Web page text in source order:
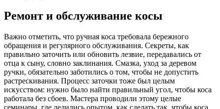
Ремонт и обслуживание косы
Важно отметить, что ручная коса требовала бережного
обращения и регулярного обслуживания. Секреты, как
правильно заточить или обновить лезвие, передавались от
отца к сыну, словно заклинания. Смазка, уход за деревом
ручки, обязательно заботились о том, чтобы не допустить
растрескивания. Процесс заточки тоже был целым
искусством: нужно было найти правильный угол, чтобы коса
работала без сбоев. Мастера проводили этому целые
семинары, где делились опытом, как сделать так, чтобы коса